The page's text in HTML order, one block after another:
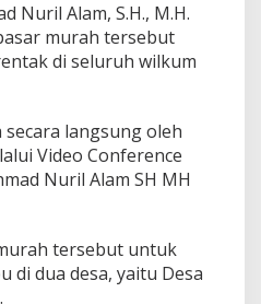
u
l
F
i
,
K
r
i
Nuril Alam, S.H., M.H.
murah tersebut
di seluruh wilkum
langsung oleh
Video Conference
Nuril Alam SH MH
tersebut untuk
di dua desa, yaitu Desa